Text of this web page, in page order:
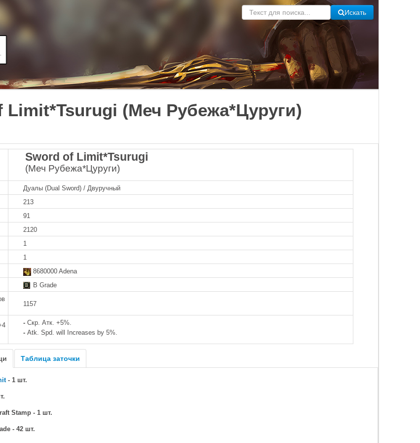
Искать
Limit*Tsurugi (Меч Рубежа*Цуруги)
Sword of Limit*Tsurugi
(Меч Рубежа*Цуруги)
Дуалы (Dual Sword) / Двуручный
213
91
2120
1
1
8680000 Adena
B Grade
1157
- Скр. Атк. +5%.
- Atk. Spd. will Increases by 5%.
Таблица заточки
- 1 шт.
Stamp - 1 шт.
- 42 шт.